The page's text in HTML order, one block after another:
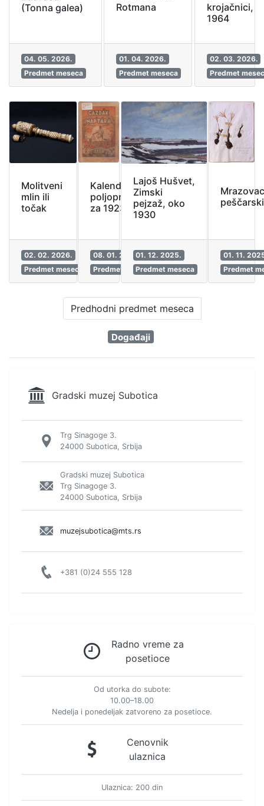
(Tonna galea)
04. 05. 2026.
Predmet meseca
Rotmana
01. 04. 2026.
Predmet meseca
krojačnici,
1964
02. 03. 2026.
Predmet
Molitveni
mlin ili
točak
02. 02. 2026.
Predmet meseca
Kalendar za
poljoprivrednike
za 1923. godinu
08. 01. 2026.
Predmet meseca
Lajoš Hušvet,
Zimski
pejzaž, oko
1930
01. 12. 2025.
Predmet meseca
peščarski
01. 11.
Predmet
Predhodni predmet meseca
Događaji
Gradski muzej Subotica
Trg Sinagoge 3.
24000 Subotica, Srbija
Gradski muzej Subotica
Trg Sinagoge 3.
24000 Subotica, Srbija
muzejsubotica@mts.rs
+381 (0)24 555 128
Radno vreme za
posetioce
Od utorka do subote:
10.00–18.00
Nedelja i ponedeljak zatvoreno za posetioce.
Cenovnik
ulaznica
Ulaznica: 200 din